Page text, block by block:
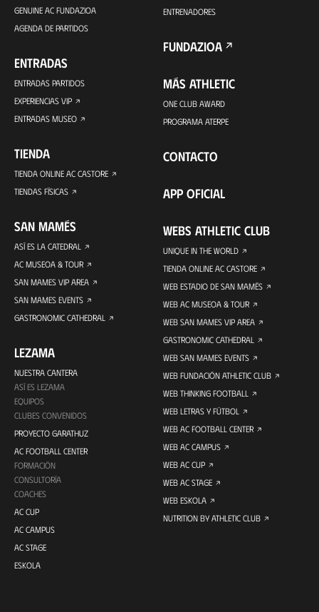
GENUINE AC FUNDAZIOA
AGENDA DE PARTIDOS
ENTRADAS
ENTRADAS PARTIDOS
EXPERIENCIAS VIP
ENTRADAS MUSEO
TIENDA
TIENDA ONLINE AC CASTORE
TIENDAS FÍSICAS
SAN MAMÉS
ASÍ ES LA CATEDRAL
AC MUSEOA & TOUR
SAN MAMES VIP AREA
SAN MAMES EVENTS
GASTRONOMIC CATHEDRAL
LEZAMA
NUESTRA CANTERA
ASÍ ES LEZAMA
EQUIPOS
CLUBES CONVENIDOS
PROYECTO GARATHUZ
AC FOOTBALL CENTER
FORMACIÓN
CONSULTORÍA
COACHES
AC CUP
AC CAMPUS
AC STAGE
ESKOLA
ENTRENADORES
FUNDAZIOA
MÁS ATHLETIC
ONE CLUB AWARD
PROGRAMA ATERPE
CONTACTO
APP OFICIAL
WEBS ATHLETIC CLUB
UNIQUE IN THE WORLD
TIENDA ONLINE AC CASTORE
WEB ESTADIO DE SAN MAMÉS
WEB AC MUSEOA & TOUR
WEB SAN MAMES VIP AREA
GASTRONOMIC CATHEDRAL
WEB SAN MAMES EVENTS
WEB FUNDACIÓN ATHLETIC CLUB
WEB THINKING FOOTBALL
WEB LETRAS Y FÚTBOL
WEB AC FOOTBALL CENTER
WEB AC CAMPUS
WEB AC CUP
WEB AC STAGE
WEB ESKOLA
NUTRITION BY ATHLETIC CLUB